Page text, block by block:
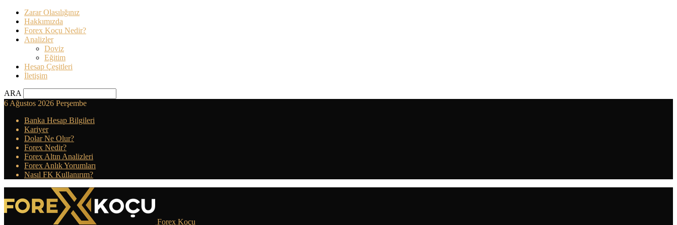
Zarar Olasılığınız
Hakkımızda
Forex Koçu Nedir?
Analizler
Doviz
Eğitim
Hesap Çeşitleri
İletişim
ARA
6 Ağustos 2026 Perşembe
Banka Hesap Bilgileri
Kariyer
Dolar Ne Olur?
Forex Nedir?
Forex Altın Analizleri
Forex Anlık Yorumları
Nasıl FK Kullanırım?
Forex Koçu